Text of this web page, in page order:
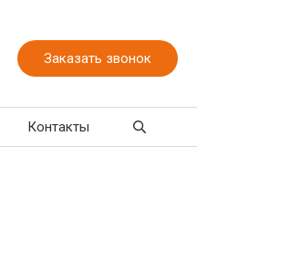
Заказать звонок
Контакты